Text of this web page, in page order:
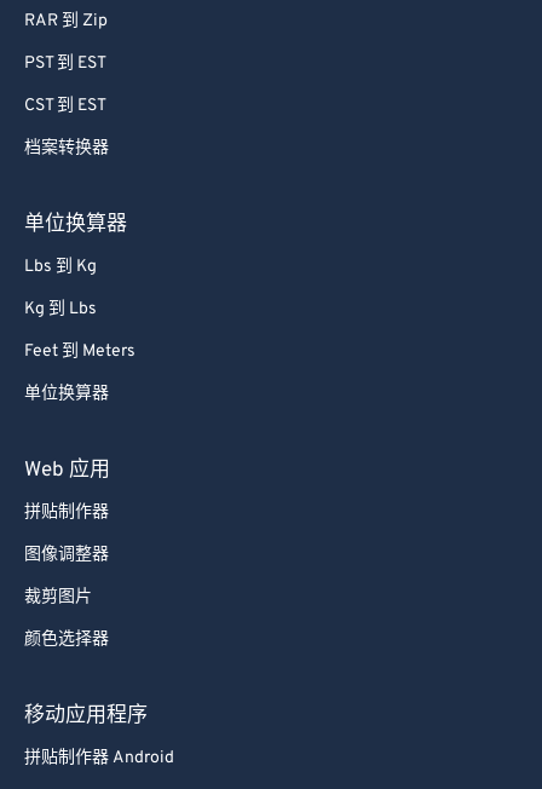
RAR 到 Zip
PST 到 EST
CST 到 EST
档案转换器
单位换算器
Lbs 到 Kg
Kg 到 Lbs
Feet 到 Meters
单位换算器
Web 应用
拼贴制作器
图像调整器
裁剪图片
颜色选择器
移动应用程序
拼贴制作器 Android